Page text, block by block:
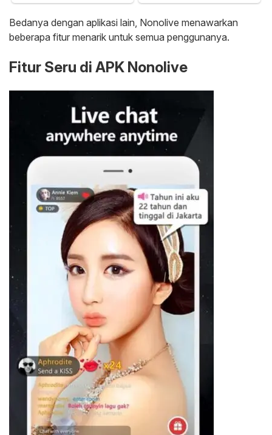
Bedanya dengan aplikasi lain, Nonolive menawarkan
beberapa fitur menarik untuk semua penggunanya.
Fitur Seru di APK Nonolive